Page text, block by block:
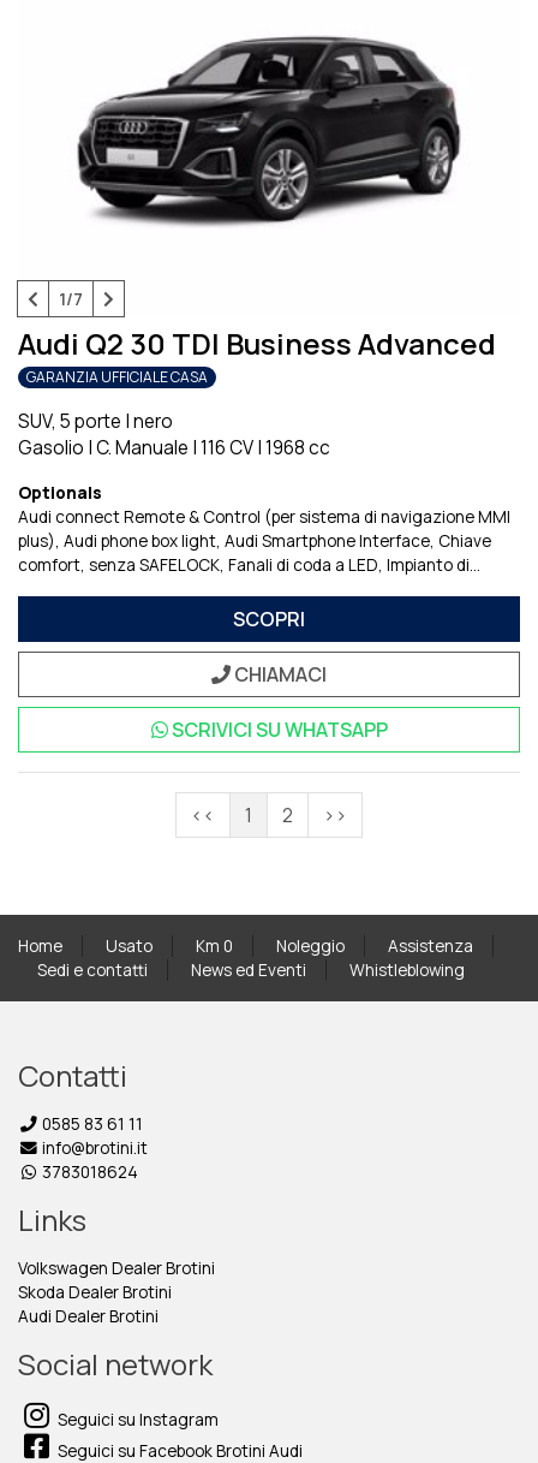
1/7
Audi Q2 30 TDI Business Advanced
GARANZIA UFFICIALE CASA
SUV, 5 porte |nero
Gasolio |C. Manuale |116 CV|1968 cc
Optionals
Audi connect Remote & Control (per sistema di navigazione MMI
plus) Audi phone box light Audi Smartphone Interface Chiave
comfort, senza SAFELOCK Fanali di coda a LED Impianto di
Pacchetto Equipaggiamenti Italia Predisposizione per sistema di
navigazione Sideblade nel colore della carrozzeria Sistema di
Navigazione e Infotainment Audi Connect
SCOPRI
CHIAMACI
SCRIVICI SUWHATSAPP
<< 1 2 >>
Home Usato Km 0 Noleggio
Assistenza
Sedi e contatti
News ed Eventi Whistleblowing
Contatti
0585 83 61 11
info@brotini.it
3783018624
Links
Volkswagen Dealer Brotini
Skoda Dealer Brotini
Audi Dealer Brotini
Social network
Seguici su Instagram
Seguici su Facebook Brotini Audi